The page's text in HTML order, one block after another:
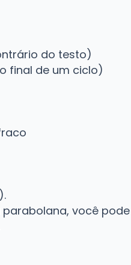
do testo)
final de um ciclo)
você